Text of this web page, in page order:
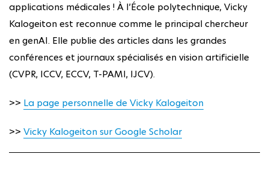
applications médicales ! À l’École polytechnique, Vicky
Kalogeiton est reconnue comme le principal chercheur
en genAI. Elle publie des articles dans les grandes
conférences et journaux spécialisés en vision artificielle
(CVPR, ICCV, ECCV, T-PAMI, IJCV).
>> La page personnelle de Vicky Kalogeiton
>> Vicky Kalogeiton sur Google Scholar